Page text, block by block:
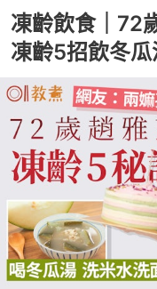
凍齡飲食｜72
凍齡5招飲冬